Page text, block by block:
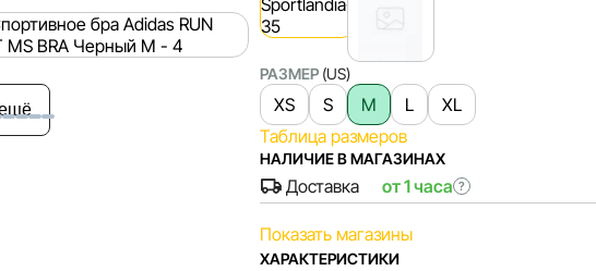
РАЗМЕР (US)
XS S M L
XL
Таблица размеров
НАЛИЧИЕ В МАГАЗИНАХ
Доставка от 1 часа ?
Показать магазины
ХАРАКТЕРИСТИКИ